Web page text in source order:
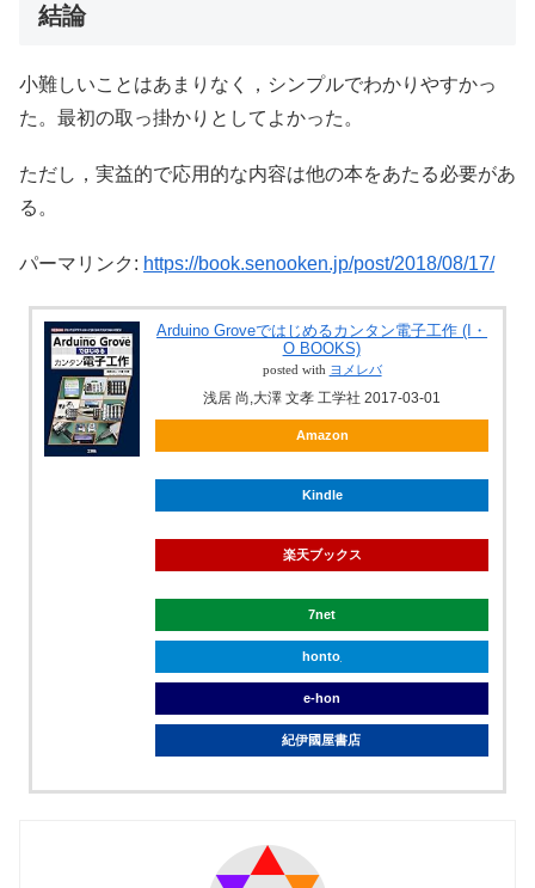
結論
小難しいことはあまりなく，シンプルでわかりやすかっ
た。最初の取っ掛かりとしてよかった。
ただし，実益的で応用的な内容は他の本をあたる必要があ
る。
パーマリンク: https://book.senooken.jp/post/2018/08/17/
Arduino Groveではじめるカンタン電子工作 (I・
O BOOKS)
posted with ヨメレバ
浅居 尚,大澤 文孝 工学社 2017-03-01
Amazon
Kindle
楽天ブックス
7net
honto
e-hon
紀伊國屋書店